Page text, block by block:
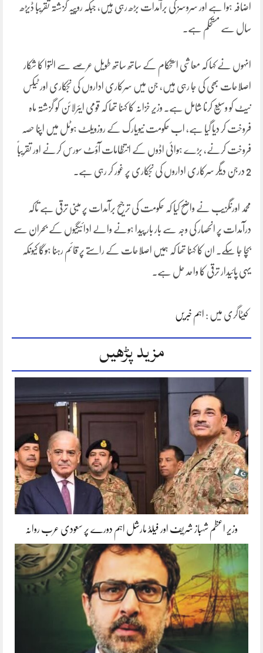
اضافہ ہوا ہے اور سروسز کی برآمدات بڑھ رہی ہیں، جبکہ روپیہ گزشتہ تقریباً ڈیڑھ
سال سے مستحکم ہے۔
انہوں نے کہا کہ معاشی استحکام کے ساتھ ساتھ طویل عرصے سے التوا کا شکار
اصلاحات بھی کی جا رہی ہیں، جن میں سرکاری اداروں کی نجکاری اور ٹیکس
نیٹ کو وسیع کرنا شامل ہے۔ وزیرِ خزانہ کا کہنا تھا کہ قومی ایئرلائن کو گزشتہ ماہ
فروخت کر دیا گیا ہے، اب حکومت نیویارک کے روزویلٹ ہوٹل میں اپنا حصہ
فروخت کرنے، بڑے ہوائی اڈوں کے انتظامات آؤٹ سورس کرنے اور تقریباً
2 درجن دیگر سرکاری اداروں کی نجکاری پر غور کر رہی ہے۔
محمد اورنگزیب نے واضح کیا کہ حکومت کی ترجیح برآمدات پر مبنی ترقی ہے تاکہ
درآمدات پر انحصار کی وجہ سے بار بار پیدا ہونے والے ادائیگیوں کے بحران سے
بچا جا سکے۔ ان کا کہنا تھا کہ ہمیں اصلاحات کے راستے پر قائم رہنا ہوگا کیونکہ
یہی پائیدار ترقی کا واحد حل ہے۔
کیٹاگری میں : اہم خبریں
مزید پڑھیں
وزیر اعظم شہباز شریف اور فیلڈ مارشل اہم دورے پر سعودی عرب روانہ